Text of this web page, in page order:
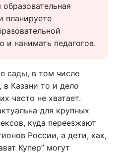
образовательная
планируете
и нанимать педагогов.
сады, в том числе
в Казани то и дело
часто не хватает.
для крупных
куда переезжают
России, а дети, как,
Купер” могут